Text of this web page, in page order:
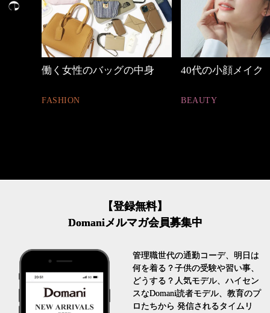
働く女性のバッグの中身
FASHION
40代の小顔メイク
BEAUTY
【登録無料】
Domaniメルマガ会員募集中
管理職世代の通勤コーデ、明日は
何を着る？子供の受験や習い事、
どうする？人気モデル、ハイセン
スなDomani読者モデル、教育のプ
ロたちから 発信されるタイムリ